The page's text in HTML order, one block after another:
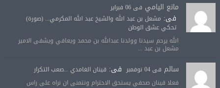
مانع اليامي فى 06 فبراير
فى: مشعل بن عبد الله والشيخ عبد الله المكرمي... (صورة)
تحكي عشق الوطن
الله يرحم سيدنا وولدنا عبدالله بن محمد ويعافي ويشفى الامير
مشعل بن عبد ...
سالم فى 04 نوفمبر فى: قينان الغامدي ...صعب التكرار
فعلا قينان صحفي يستحق الاحترام ونتمنى ان نراه على راس